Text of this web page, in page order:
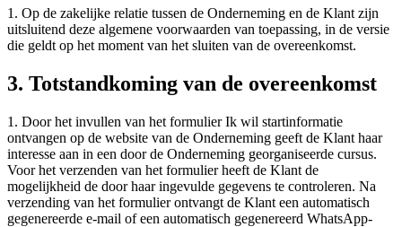
1. Op de zakelijke relatie tussen de Onderneming en de Klant zijn
uitsluitend deze algemene voorwaarden van toepassing, in de versie
die geldt op het moment van het sluiten van de overeenkomst.
3. Totstandkoming van de overeenkomst
1. Door het invullen van het formulier Ik wil startinformatie
ontvangen op de website van de Onderneming geeft de Klant haar
interesse aan in een door de Onderneming georganiseerde cursus.
Voor het verzenden van het formulier heeft de Klant de
mogelijkheid de door haar ingevulde gegevens te controleren. Na
verzending van het formulier ontvangt de Klant een automatisch
gegenereerde e-mail of een automatisch gegenereerd WhatsApp-